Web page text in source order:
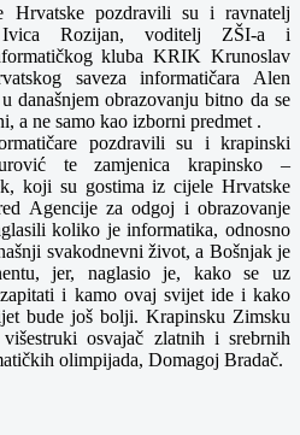
Hrvatske pozdravili su i ravnatelj
Ivica Rozijan, voditelj ZŠI-a i
kluba KRIK Krunoslav
saveza informatičara Alen
današnjem obrazovanju bitno da se
a ne samo kao izborni predmet .
pozdravili su i krapinski
te zamjenica krapinsko –
koji su gostima iz cijele Hrvatske
Agencije za odgoj i obrazovanje
koliko je informatika, odnosno
svakodnevni život, a Bošnjak je
jer, naglasio je, kako se uz
i kamo ovaj svijet ide i kako
bude još bolji. Krapinsku Zimsku
osvajač zlatnih i srebrnih
olimpijada, Domagoj Bradač.